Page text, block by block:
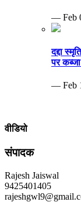
— Feb
दद्दा
पर कब्जा
— Feb
वीडियो
संपादक
Rajesh Jaiswal
9425401405